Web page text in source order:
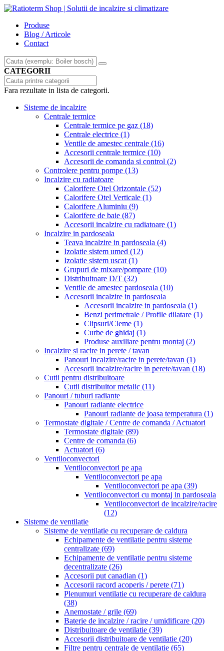
Produse
Blog / Articole
Contact
CATEGORII
Fara rezultate in lista de categorii.
Sisteme de incalzire
Centrale termice
Centrale termice pe gaz (18)
Centrale electrice (1)
Ventile de amestec centrale (16)
Accesorii centrale termice (10)
Accesorii de comanda si control (2)
Controlere pentru pompe (13)
Incalzire cu radiatoare
Calorifere Otel Orizontale (52)
Calorifere Otel Verticale (1)
Calorifere Aluminiu (9)
Calorifere de baie (87)
Accesorii incalzire cu radiatoare (1)
Incalzire in pardoseala
Teava incalzire in pardoseala (4)
Izolatie sistem umed (12)
Izolatie sistem uscat (1)
Grupuri de mixare/pompare (10)
Distribuitoare D/T (32)
Ventile de amestec pardoseala (10)
Accesorii incalzire in pardoseala
Accesorii incalzire in pardoseala (1)
Benzi perimetrale / Profile dilatare (1)
Clipsuri/Cleme (1)
Curbe de ghidaj (1)
Produse auxiliare pentru montaj (2)
Incalzire si racire in perete / tavan
Panouri incalzire/racire in perete/tavan (1)
Accesorii incalzire/racire in perete/tavan (18)
Cutii pentru distribuitoare
Cutii distribuitor metalic (11)
Panouri / tuburi radiante
Panouri radiante electrice
Panouri radiante de joasa temperatura (1)
Termostate digitale / Centre de comanda / Actuatori
Termostate digitale (89)
Centre de comanda (6)
Actuatori (6)
Ventiloconvectori
Ventiloconvectori pe apa
Ventiloconvectori pe apa
Ventiloconvectori pe apa (39)
Ventiloconvectori cu montaj in pardoseala
Ventiloconvectori de incalzire/racire
(12)
Sisteme de ventilatie
Sisteme de ventilatie cu recuperare de caldura
Echipamente de ventilatie pentru sisteme
centralizate (69)
Echipamente de ventilatie pentru sisteme
decentralizate (26)
Accesorii put canadian (1)
Accesorii racord acoperis / perete (71)
Plenumuri ventilatie cu recuperare de caldura
(38)
Anemostate / grile (69)
Baterie de incalzire / racire / umidificare (20)
Distribuitoare de ventilatie (39)
Accesorii distribuitoare de ventilatie (20)
Filtre pentru centrale de ventilatie (65)